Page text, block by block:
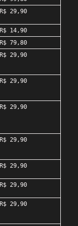
R$ 29,90
R$ 14,90
R$ 79,80
R$ 29,90
R$ 29,90
R$ 29,90
R$ 29,90
R$ 29,90
R$ 29,90
R$ 29,90